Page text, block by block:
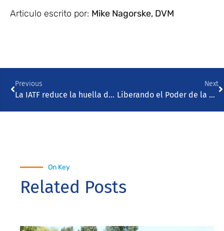
Articulo escrito por: Mike Nagorske, DVM
Previous
La IATF reduce la huella de carbono del ganado hasta un 49%, según un estudio
Next
Liberando el Poder de la Leche de Transición: Evidencia y Aplicación
On Key
Related Posts